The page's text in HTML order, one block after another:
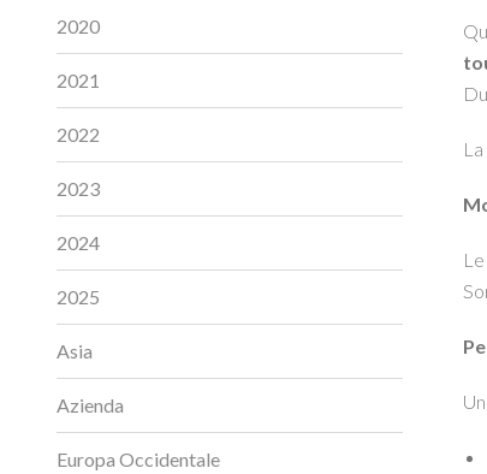
2020
2021
2022
2023
2024
2025
Asia
Azienda
Europa Occidentale